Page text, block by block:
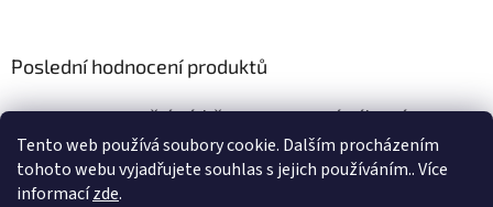
Tento web používá soubory cookie. Dalším procházením
tohoto webu vyjadřujete souhlas s jejich používáním.. Více
informacízde.
Poslední hodnocení produktů
Retenční nádrž nesamonosná válcová 9m3
Hodnocení produktu je 5 z 5 hvězdiček.
|